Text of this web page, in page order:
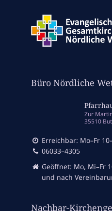
Büro Nördliche
Zur
35510
Erreichbar: Mo–Fr
06033–4305
Geöffnet: Mo, Mi–Fr
und nach
Nachbar-